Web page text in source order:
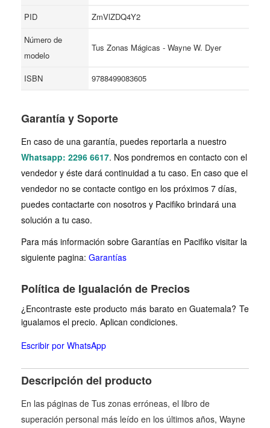
PID
ZmVlZDQ4Y2
Número de
modelo
Tus Zonas Mágicas - Wayne W. Dyer
ISBN 9788499083605
Garantía y Soporte
En caso de una garantía, puedes reportarla a nuestro
Whatsapp: 2296 6617. Nos pondremos en contacto con el
vendedor y éste dará continuidad a tu caso. En caso que el
vendedor no se contacte contigo en los próximos 7 días,
puedes contactarte con nosotros y Pacifiko brindará una
solución a tu caso.
Para más información sobre Garantías en Pacifiko visitar la
siguiente pagina: Garantías
Política de Igualación de Precios
¿Encontraste este producto más barato en Guatemala? Te
igualamos el precio. Aplican condiciones.
Escribir por WhatsApp
Descripción del producto
En las páginas de Tus zonas erróneas, el libro de
superación personal más leído en los últimos años, Wayne